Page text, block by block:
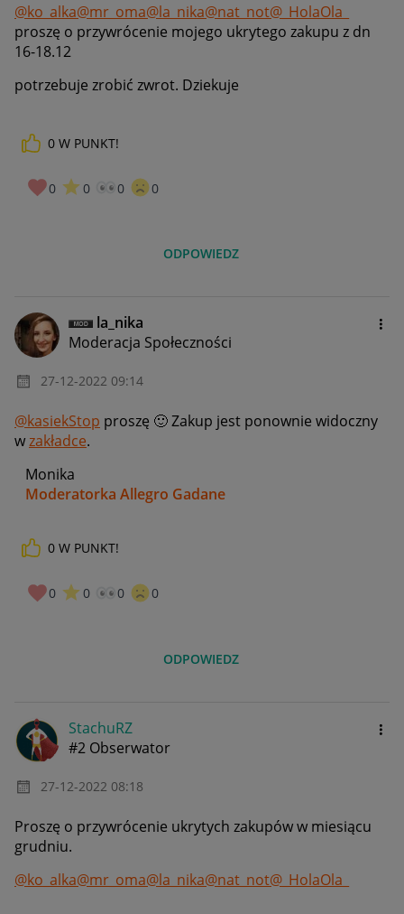
@ko_alka@mr_oma@la_nika@nat_not@_HolaOla_
proszę o przywrócenie mojego ukrytego zakupu z dn
16-18.12
potrzebuje zrobić zwrot. Dziekuje
0 W PUNKT!
0 0 0 0
ODPOWIEDZ
la_nika
Moderacja Społeczności
‎27-12-2022 09:14
@kasiekStop proszę 🙂Zakup jest ponownie widoczny
wzakładce.
Monika
Moderatorka Allegro Gadane
0 W PUNKT!
0 0 0 0
ODPOWIEDZ
StachuRZ
#2 Obserwator
‎27-12-2022 08:18
Proszę o przywrócenie ukrytych zakupów w miesiącu
grudniu.
@ko_alka@mr_oma@la_nika@nat_not@_HolaOla_